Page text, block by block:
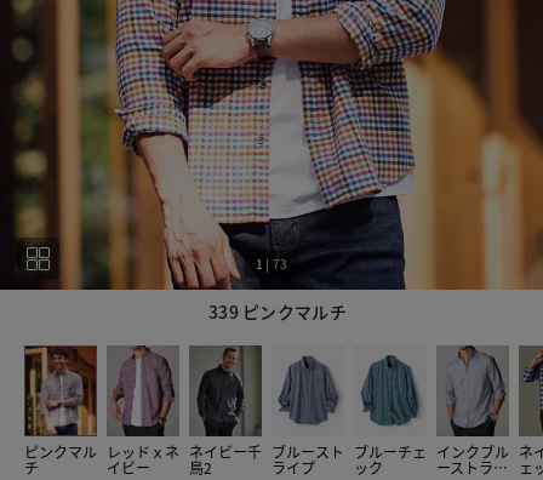
339 ピンクマルチ
1 | 73
ピンクマル
チ
レッドｘネ
イビー
ネイビー千
鳥2
ブルースト
ライプ
ブルーチェ
ック
インクブル
ーストライ
ネ
ェ
1
この商品をシェアする